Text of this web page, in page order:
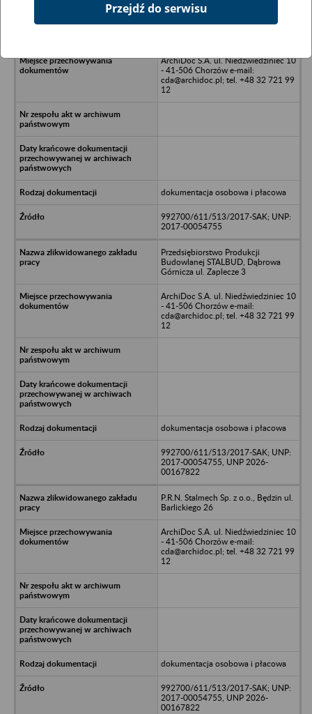
STORS sp. z o.o. w upadłości,
ArchiDoc S.A. ul. Niedźwiedziniec 10
- 41-506 Chorzów e-mail:
cda@archidoc.pl; tel. +48 32 721 99
12
dokumentacja osobowa i płacowa
992700/611/513/2017-SAK; UNP:
2017-00054755
Przedsiębiorstwo Produkcji
Budowlanej STALBUD, Dąbrowa
Górnicza ul. Zaplecze 3
ArchiDoc S.A. ul. Niedźwiedziniec 10
- 41-506 Chorzów e-mail:
cda@archidoc.pl; tel. +48 32 721 99
12
dokumentacja osobowa i płacowa
992700/611/513/2017-SAK; UNP:
2017-00054755, UNP 2026-
00167822
P.R.N. Stalmech Sp. z o.o., Będzin ul.
Barlickiego 26
ArchiDoc S.A. ul. Niedźwiedziniec 10
- 41-506 Chorzów e-mail:
cda@archidoc.pl; tel. +48 32 721 99
12
dokumentacja osobowa i płacowa
992700/611/513/2017-SAK; UNP:
2017-00054755, UNP 2026-
00167822
Przejdź do serwisu